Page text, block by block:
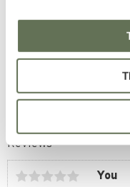
Reviews
You
52KR